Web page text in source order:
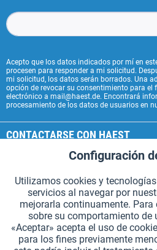
Acepto que los datos indicados por mí en
procesen para responder a mi solicitud.
mi solicitud, los datos serán borrados. Una
opción de revocar su consentimiento para el
electrónico a mail@haest.de. Encontrará
procesamiento de los datos de usuarios en
CONTACTARSE CON HAEST
SERVICIOS HAEST
INFORMACIÓN GENERAL
MODOS DE PAGO
*Todos los precios incluyen IVA. Se
Funcionales
Seguimiento
Configuración
Utilizamos cookies y
servicios al navegar por
mejorarla continuamente.
sobre su comportamiento de
«Aceptar» acepta el uso de
para los fines previamente